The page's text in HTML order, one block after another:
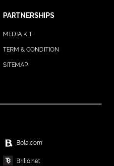
PARTNERSHIPS
MEDIA KIT
TERM & CONDITION
SITEMAP
Bola.com
Brilio.net